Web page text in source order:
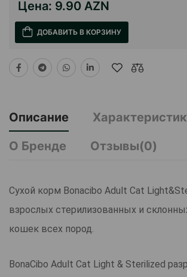
Цена: 9.90 AZN
ДОБАВИТЬ В КОРЗИНУ
Описание
О Бренде
Отзывы(0)
Сухой корм Bonacibo Adult Cat
взрослых стерилизованных и
кошек всех пород.
BonaCibo Adult Cat Light & Sterilized